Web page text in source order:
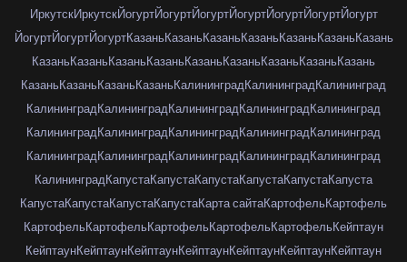
ИркутскИркутскЙогуртЙогуртЙогуртЙогуртЙогуртЙогуртЙогурт
ЙогуртЙогуртЙогуртКазаньКазаньКазаньКазаньКазаньКазаньКазань
КазаньКазаньКазаньКазаньКазаньКазаньКазаньКазаньКазань
КазаньКазаньКазаньКазаньКалининградКалининградКалининград
КалининградКалининградКалининградКалининградКалининград
КалининградКалининградКалининградКалининградКалининград
КалининградКалининградКалининградКалининградКалининград
КалининградКапустаКапустаКапустаКапустаКапустаКапуста
КапустаКапустаКапустаКапустаКарта сайтаКартофельКартофель
КартофельКартофельКартофельКартофельКартофельКейптаун
КейптаунКейптаунКейптаунКейптаунКейптаунКейптаунКейптаун